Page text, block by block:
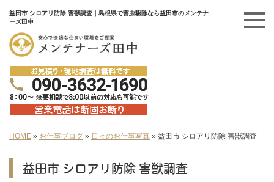
益田市 シロアリ防除 害獣調査｜島根県で害虫駆除なら益田市のメンテナ
ーズ田中
HOME » お仕事ブログ » 日々のお仕事写真 » 益田市 シロアリ防除 害獣調査
益田市 シロアリ防除 害獣調査